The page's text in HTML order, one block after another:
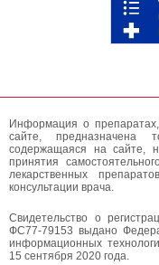
Информация о
сайте, предназначена
содержащаяся на сайте,
принятия
лекарственных
консультации врача.
Свидетельство о
ФС77-79153 выдано
информационных
15 сентября 2020 года.